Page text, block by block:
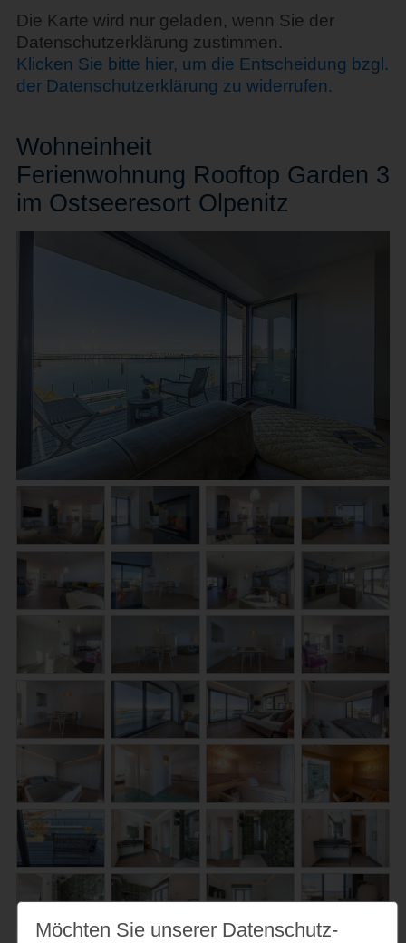
Die Karte wird nur geladen, wenn Sie der
Datenschutzerklärung zustimmen.
Klicken Sie bitte hier, um die Entscheidung bzgl.
der Datenschutzerklärung zu widerrufen.
Wohneinheit
Ferienwohnung Rooftop Garden 3
im Ostseeresort Olpenitz
Möchten Sie unserer Datenschutz­